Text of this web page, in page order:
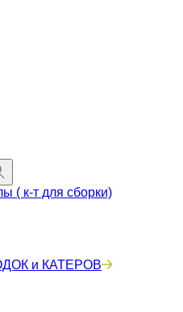
( к-т для сборки)
и КАТЕРОВ